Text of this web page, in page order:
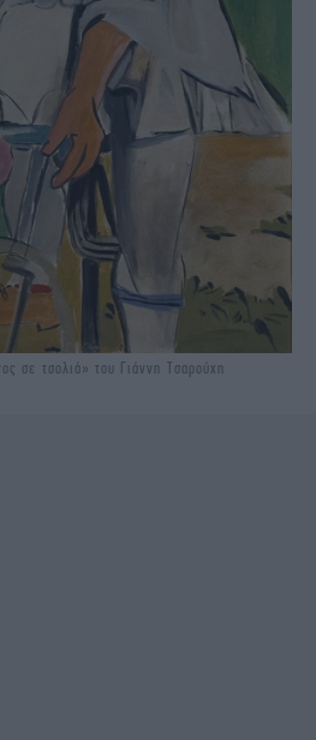
σε τσολιά» του Γιάννη Τσαρούχη